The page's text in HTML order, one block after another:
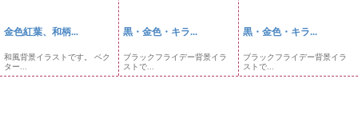
金色紅葉、和柄...
和風背景イラストです。 ベク
ター...
黒・金色・キラ...
ブラックフライデー背景イラ
ストで...
黒・金色・キラ...
ブラックフライデー背景イラ
ストで...